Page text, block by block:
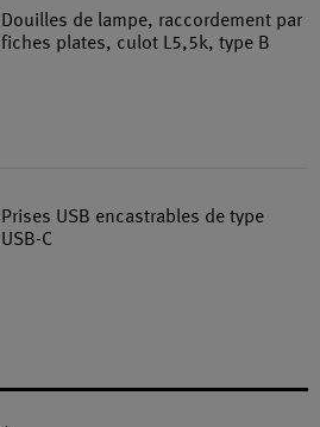
Douilles de lampe, raccordement par
fiches plates, culot L5,5k, type B
Prises USB encastrables de type
USB-C